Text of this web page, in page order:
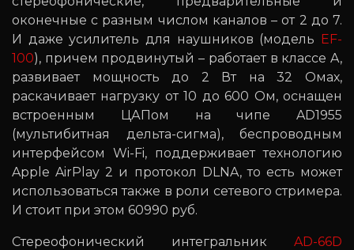
оконечные с разным числом каналов – от 2 до 7.
И даже усилитель для наушников (модель EF-
100), причем продвинутый – работает в классе A,
развивает мощность до 2 Вт на 32 Омах,
раскачивает нагрузку от 10 до 600 Ом, оснащен
встроенным ЦАПом на чипе AD1955
(мультибитная дельта-сигма), беспроводным
интерфейсом Wi-Fi, поддерживает технологию
Apple AirPlay 2 и протокол DLNA, то есть может
использоваться также в роли сетевого стримера.
И стоит при этом 60990 руб.
Стереофонический интегральник AD-66D